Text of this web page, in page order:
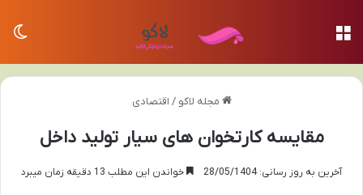
مجله لاکو / اقتصادی
مقایسه کارتخوان های سیار تولید داخل
آخرین به روز رسانی: 28/05/1404 خواندن این مطلب 13 دقیقه زمان میبرد